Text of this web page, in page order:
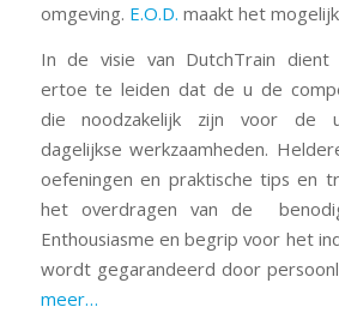
omgeving. E.O.D. maakt het
In de visie van DutchTrain dient
ertoe te leiden dat de u de
die noodzakelijk zijn voor de
dagelijkse werkzaamheden.
oefeningen en praktische tips en
het overdragen van de
Enthousiasme en begrip voor het
wordt gegarandeerd door
meer…